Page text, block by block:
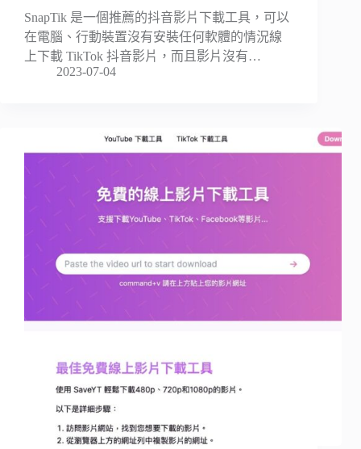
SnapTik 是一個推薦的抖音影片下載工具，可以
在電腦、行動裝置沒有安裝任何軟體的情況線
上下載 TikTok 抖音影片，而且影片沒有…
2023-07-04